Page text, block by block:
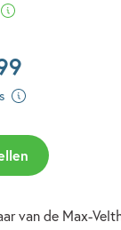
van de Max-